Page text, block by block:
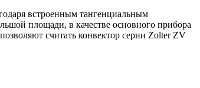
встроенным тангенциальным
площади, в качестве основного прибора
считать конвектор серии Zolter ZV